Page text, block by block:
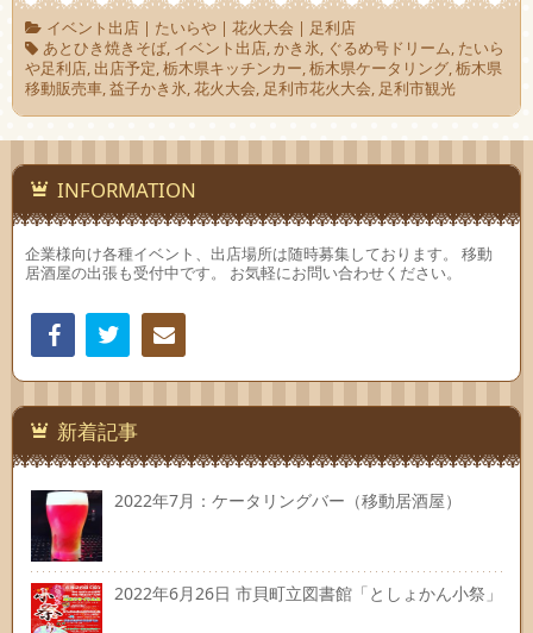
イベント出店| たいらや| 花火大会 | 足利店
あとひき焼きそば, イベント出店,かき氷, ぐるめ号ドリーム, たいら
や足利店, 出店予定,栃木県キッチンカー,栃木県ケータリング,栃木県
移動販売車,益子かき氷,花火大会, 足利市花火大会, 足利市観光
INFORMATION
企業様向け各種イベント、出店場所は随時募集しております。 移動
居酒屋の出張も受付中です。 お気軽にお問い合わせください。
Facebook
連絡
新着記事
2022年7月：ケータリングバー（移動居酒屋）
2022年6月26日 市貝町立図書館「としょかん小祭」